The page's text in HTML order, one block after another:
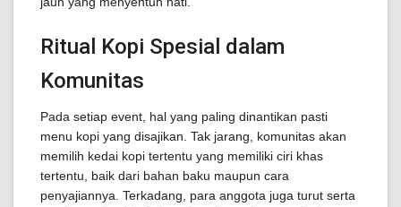
Ritual Kopi Spesial dalam
Komunitas
Pada setiap event, hal yang paling dinantikan pasti
menu kopi yang disajikan. Tak jarang, komunitas akan
memilih kedai kopi tertentu yang memiliki ciri khas
tertentu, baik dari bahan baku maupun cara
penyajiannya. Terkadang, para anggota juga turut serta